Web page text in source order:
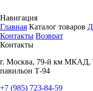
Навигация
Главная Каталог товаров
Контакты Возврат
Контакты
г. Москва, 79-й км МКАД,
павильон Т-94
+7 (985) 723-84-59